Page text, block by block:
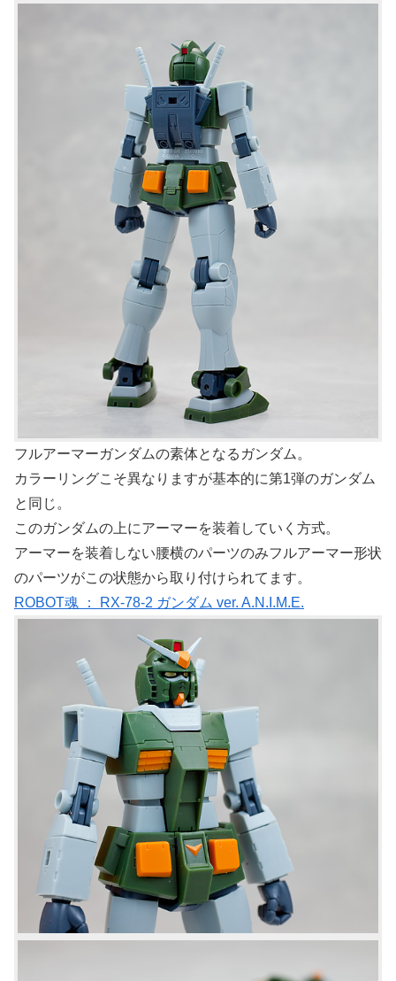
フルアーマーガンダムの素体となるガンダム。
カラーリングこそ異なりますが基本的に第1弾のガンダム
と同じ。
このガンダムの上にアーマーを装着していく方式。
アーマーを装着しない腰横のパーツのみフルアーマー形状
のパーツがこの状態から取り付けられてます。
ROBOT魂 ： RX-78-2 ガンダム ver. A.N.I.M.E.